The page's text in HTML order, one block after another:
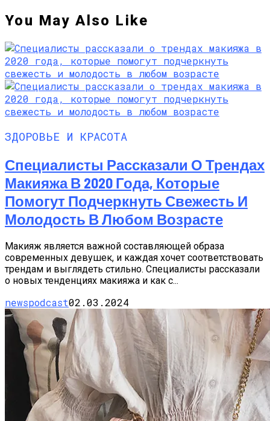
You May Also Like
ЗДОРОВЬЕ И КРАСОТА
Специалисты Рассказали О Трендах
Макияжа В 2020 Года, Которые
Помогут Подчеркнуть Свежесть И
Молодость В Любом Возрасте
Макияж является важной составляющей образа
современных девушек, и каждая хочет соответствовать
трендам и выглядеть стильно. Специалисты рассказали
о новых тенденциях макияжа и как с...
newspodcast02.03.2024